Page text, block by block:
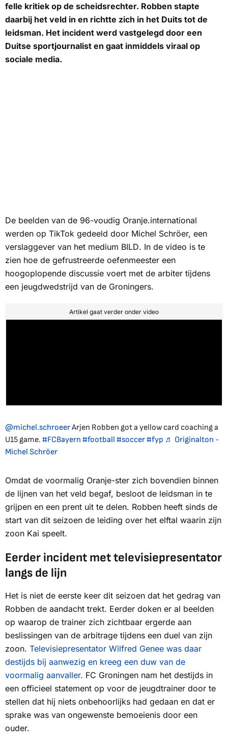
felle kritiek op de scheidsrechter. Robben stapte
daarbij het veld in en richtte zich in het Duits tot de
leidsman. Het incident werd vastgelegd door een
Duitse sportjournalist en gaat inmiddels viraal op
sociale media.
De beelden van de 96-voudig Oranje.international
werden op TikTok gedeeld door Michel Schröer, een
verslaggever van het medium BILD. In de video is te
zien hoe de gefrustreerde oefenmeester een
hoogoplopende discussie voert met de arbiter tijdens
een jeugdwedstrijd van de Groningers.
Artikel gaat verder onder video
@michel.schroeerArjen Robben got a yellow card coaching a
U15 game. #FCBayern #football #soccer#fyp ♬ Originalton -
Michel Schröer
Omdat de voormalig Oranje-ster zich bovendien binnen
de lijnen van het veld begaf, besloot de leidsman in te
grijpen en een prent uit te delen. Robben heeft sinds de
start van dit seizoen de leiding over het elftal waarin zijn
zoon Kai speelt.
Eerder incident met televisiepresentator
langs de lijn
Het is niet de eerste keer dit seizoen dat het gedrag van
Robben de aandacht trekt. Eerder doken er al beelden
op waarop de trainer zich zichtbaar ergerde aan
beslissingen van de arbitrage tijdens een duel van zijn
zoon. Televisiepresentator Wilfred Genee was daar
destijds bij aanwezig en kreeg een duw van de
voormalig aanvaller. FC Groningen nam het destijds in
een officieel statement op voor de jeugdtrainer door te
stellen dat hij niets onbehoorlijks had gedaan en dat er
sprake was van ongewenste bemoeienis door een
ouder.